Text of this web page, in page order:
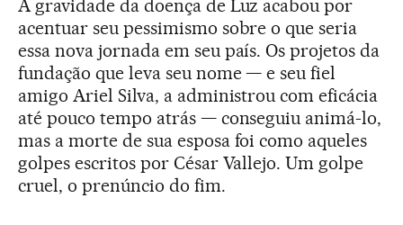
A gravidade da doença de Luz acabou por
acentuar seu pessimismo sobre o que seria
essa nova jornada em seu país. Os projetos da
fundação que leva seu nome — e seu fiel
amigo Ariel Silva, a administrou com eficácia
até pouco tempo atrás — conseguiu animá-lo,
mas a morte de sua esposa foi como aqueles
golpes escritos por César Vallejo. Um golpe
cruel, o prenúncio do fim.